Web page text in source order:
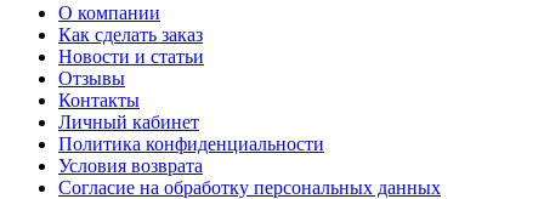
О компании
Как сделать заказ
Новости и статьи
Отзывы
Контакты
Личный кабинет
Политика конфиденциальности
Условия возврата
Согласие на обработку персональных данных